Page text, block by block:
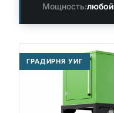
Мощность:любой
ГРАДИРНЯ УИГ